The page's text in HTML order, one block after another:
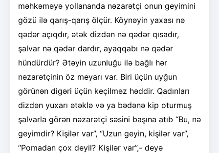
məhkəməyə yollananda nəzarətçi onun geyimini
gözü ilə qarış-qarış ölçür. Köynəyin yaxası nə
qədər açıqdır, ətək dizdən nə qədər qısadır,
şalvar nə qədər dardır, ayaqqabı nə qədər
hündürdür? Ətəyin uzunluğu ilə bağlı hər
nəzarətçinin öz meyarı var. Biri üçün uyğun
görünən digəri üçün keçilməz həddir. Qadınları
dizdən yuxarı ətəklə və ya bədənə kip oturmuş
şalvarla görən nəzarətçi səsini başına atıb “Bu, nə
geyimdir? Kişilər var”, “Uzun geyin, kişilər var”,
“Pomadan çox deyil? Kişilər var”,- deyə